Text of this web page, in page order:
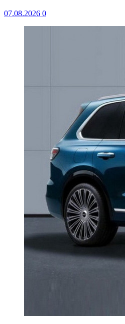
07.08.2026 0